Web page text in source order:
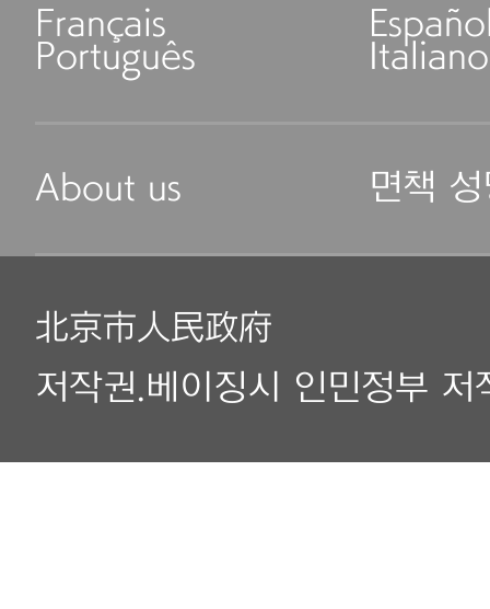
Français
Português Italiano
About us 면책
北京市人民政府
저작권.베이징시 인민정부